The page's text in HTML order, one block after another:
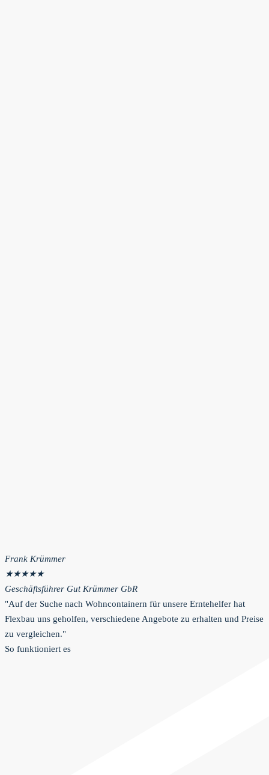
Frank Krümmer
★★★★★
Geschäftsführer Gut Krümmer GbR
"Auf der Suche nach Wohncontainern für unsere Erntehelfer hat
Flexbau uns geholfen, verschiedene Angebote zu erhalten und Preise
zu vergleichen."
So funktioniert es